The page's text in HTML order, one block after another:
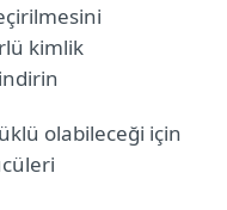
kimlik
olabileceği için